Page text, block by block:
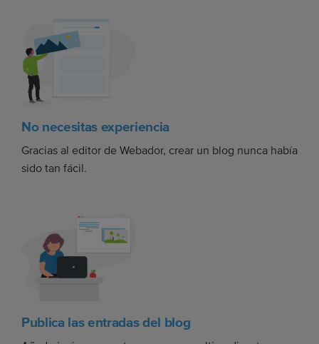
No necesitas experiencia
Gracias al editor de Webador, crear un blog nunca había
sido tan fácil.
Publica las entradas del blog